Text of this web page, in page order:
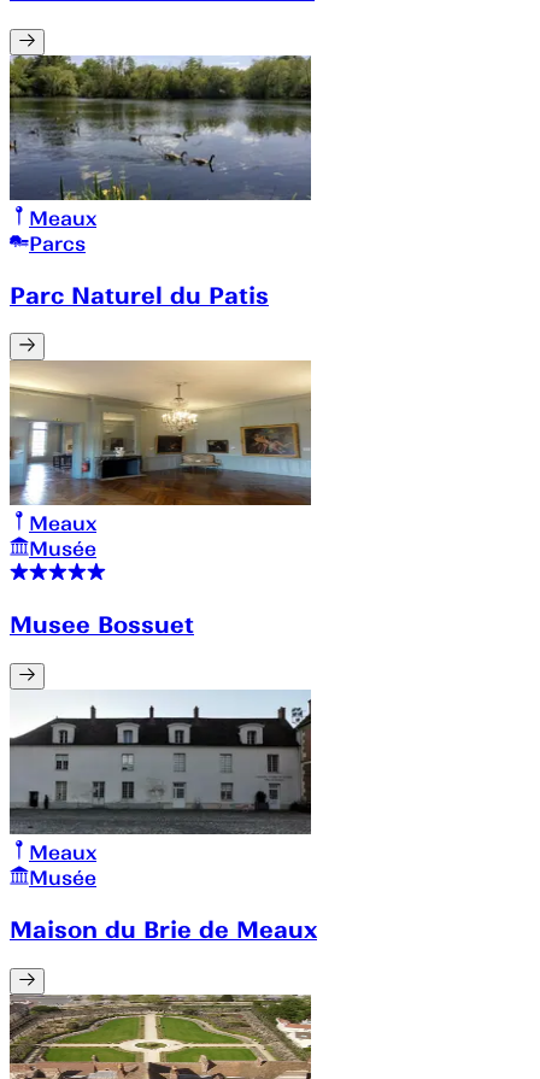
Meaux
Parcs
Parc Naturel du Patis
Meaux
Musée
Musee Bossuet
Meaux
Musée
Maison du Brie de Meaux